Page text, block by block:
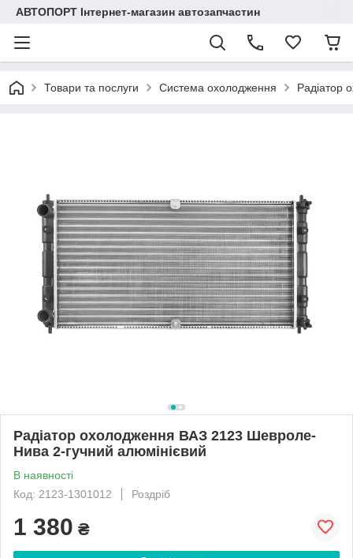
АВТОПОРТ Інтернет-магазин автозапчастин
Товари та послуги Система охолодження Радіатор
Радіатор охолодження ВАЗ 2123 Шевроле-
Нива 2-гучний алюмінієвий
В наявності
Код: 2123-1301012
Роздріб
1 380 ₴